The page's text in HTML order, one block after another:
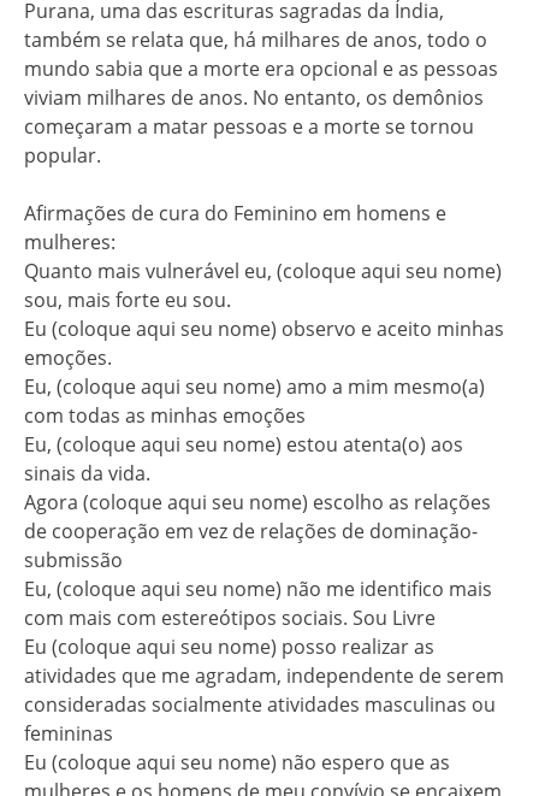
Purana, uma das escrituras sagradas da Índia,
também se relata que, há milhares de anos, todo o
mundo sabia que a morte era opcional e as pessoas
viviam milhares de anos. No entanto, os demônios
começaram a matar pessoas e a morte se tornou
popular.
Afirmações de cura do Feminino em homens e
mulheres:
Quanto mais vulnerável eu, (coloque aqui seu nome)
sou, mais forte eu sou.
Eu (coloque aqui seu nome) observo e aceito minhas
emoções.
Eu, (coloque aqui seu nome) amo a mim mesmo(a)
com todas as minhas emoções
Eu, (coloque aqui seu nome) estou atenta(o) aos
sinais da vida.
Agora (coloque aqui seu nome) escolho as relações
de cooperação em vez de relações de dominação-
submissão
Eu, (coloque aqui seu nome) não me identifico mais
com mais com estereótipos sociais. Sou Livre
Eu (coloque aqui seu nome) posso realizar as
atividades que me agradam, independente de serem
consideradas socialmente atividades masculinas ou
femininas
Eu (coloque aqui seu nome) não espero que as